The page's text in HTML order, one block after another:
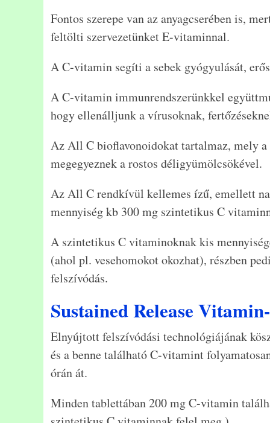
Fontos szerepe van az anyagcserében is,
feltölti szervezetünket E-vitaminnal.
A C-vitamin segíti a sebek gyógyulását,
A C-vitamin immunrendszerünkkel
hogy ellenálljunk a vírusoknak,
Az All C bioflavonoidokat tartalmaz, mely
megegyeznek a rostos déligyümölcsökével.
Az All C rendkívül kellemes ízű, emellett
mennyiség kb 300 mg szintetikus C
A szintetikus C vitaminoknak kis
(ahol pl. vesehomokot okozhat), részben
felszívódás.
Sustained Release
Elnyújtott felszívódási technológiájának
és a benne található C-vitamint
órán át.
Minden tablettában 200 mg C-vitamin